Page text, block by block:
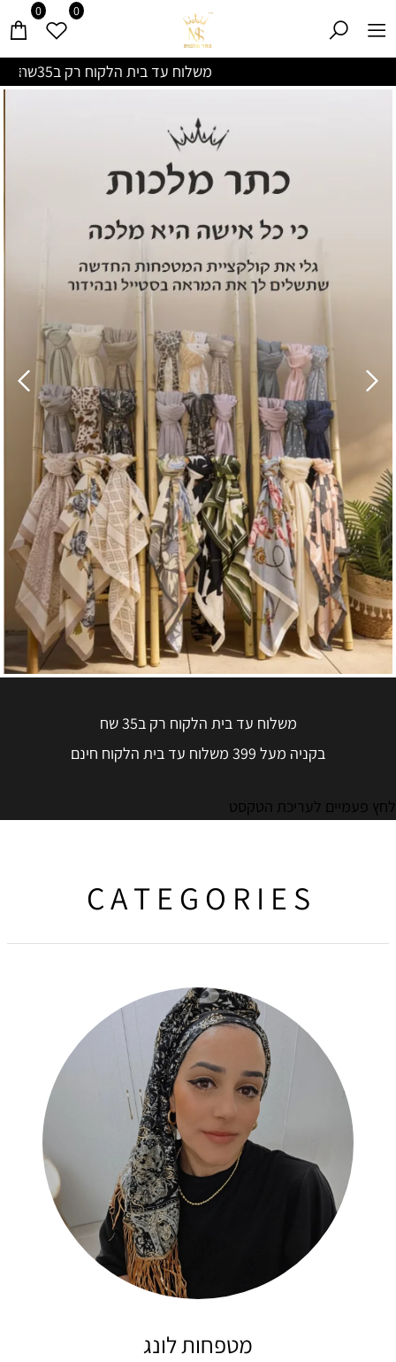
משלוח עד בית הלקוח רק ב35שח
0 0
משלוח עד בית הלקוח רק ב35 שח
בקניה מעל 399 משלוח עד בית הלקוח חינם
לחץ פעמיים לעריכת הטקסט
C A T E G O R I E S
מטפחות לונג